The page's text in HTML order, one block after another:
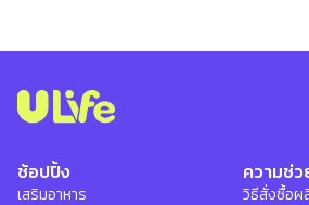
ช้อปปิ้ง
เสริมอาหาร
ความช่ว
วิธีสั่งซื้อ